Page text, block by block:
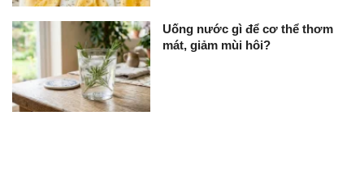
Uống nước gì để cơ thể thơm
mát, giảm mùi hôi?